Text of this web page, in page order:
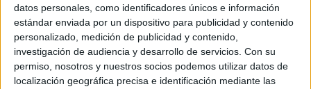
datos personales, como identificadores únicos e información
estándar enviada por un dispositivo para publicidad y contenido
personalizado, medición de publicidad y contenido,
investigación de audiencia y desarrollo de servicios. Con su
permiso, nosotros y nuestros socios podemos utilizar datos de
localización geográfica precisa e identificación mediante las